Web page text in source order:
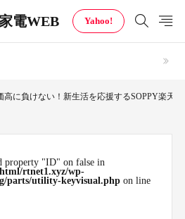
電WEB Yahoo!
高に負けない！新生活を応援するSOPPY楽天
property "ID" on false in
rtnet1.xyz/wp-
parts/utility-keyvisual.phpon line